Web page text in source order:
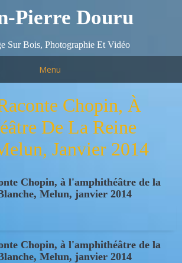
Pierre Douru
Sur Bois, Photographie Et Vidéo
Menu
Chopin, À
De La Reine
Janvier 2014
Chopin, à l'amphithéâtre de la
Melun, janvier 2014
Chopin, à l'amphithéâtre de la
Melun, janvier 2014